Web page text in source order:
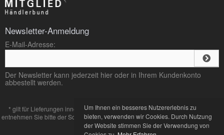
Newsletter-Anmeldung
E-Mail-Adresse:
Der Newsletter kann jederzeit hier oder in Ihrem Kundenkonto
abbestellt werden.
* gilt für Lieferungen innerhalb Deutschlands, Lieferzeiten für andere Länder
entnehmen Sie bitte der Schaltfläche mit denZahlung und VersandBedingungen.
Um Ihnen ein besseres Nutzererlebnis zu
bieten, verwenden wir Cookies. Durch Nutzung
der Website stimmen Sie der Verwendung von